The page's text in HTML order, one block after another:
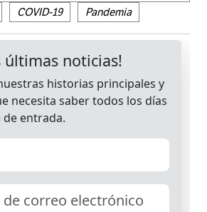
COVID-19 Pandemia